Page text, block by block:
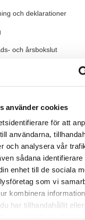
använder cookies
för att
användarna,
och analysera vår
sådana identifierare
enhet till de sociala
som vi
kombinera
har tillhandahållit
och deklarationer
och årsbokslut
personalfrågor och
i Laxå och arbetar
är att vi jobbar på
vid behov. Du blir
både tjänstemän och